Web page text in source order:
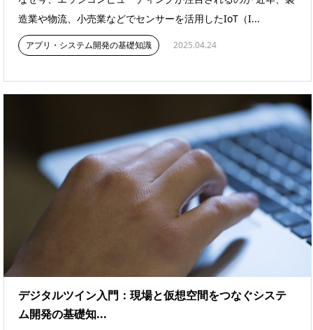
造業や物流、小売業などでセンサーを活用したIoT（I...
アプリ・システム開発の基礎知識 2025.04.24
デジタルツイン入門：現場と仮想空間をつなぐシステ
ム開発の基礎知...